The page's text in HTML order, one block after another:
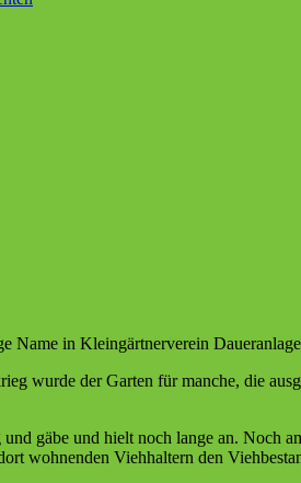
Name in Kleingärtnerverein
wurde der Garten für manche, die
gäbe und hielt noch lange an. Noch
wohnenden Viehhaltern den